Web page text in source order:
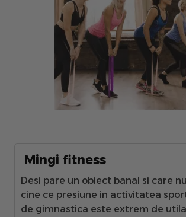
Mingi fitness
Desi pare un obiect banal si care
cine ce presiune in activitatea
de gimnastica este extrem de